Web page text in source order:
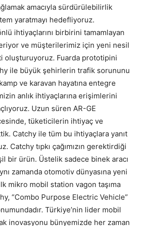
amacıyla sürdürülebilirlik
yaratmayı hedefliyoruz.
ihtiyaçlarını birbirini tamamlayan
ve müşterilerimiz için yeni nesil
oluşturuyoruz. Fuarda prototipini
ile büyük şehirlerin trafik sorununu
ve karavan hayatına entegre
anlık ihtiyaçlarına erişimlerini
Uzun süren AR-GE
tüketicilerin ihtiyaç ve
Catchy ile tüm bu ihtiyaçlara yanıt
Catchy tıpkı çağımızın gerektirdiği
bir ürün. Üstelik sadece binek aracı
zamanda otomotiv dünyasına yeni
mikro mobil station vagon taşıma
“Combo Purpose Electric Vehicle”
Türkiye’nin lider mobil
inovasyonu bünyemizde her zaman